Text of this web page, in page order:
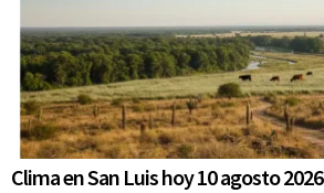
Clima en San Luis hoy 10 agosto 2026